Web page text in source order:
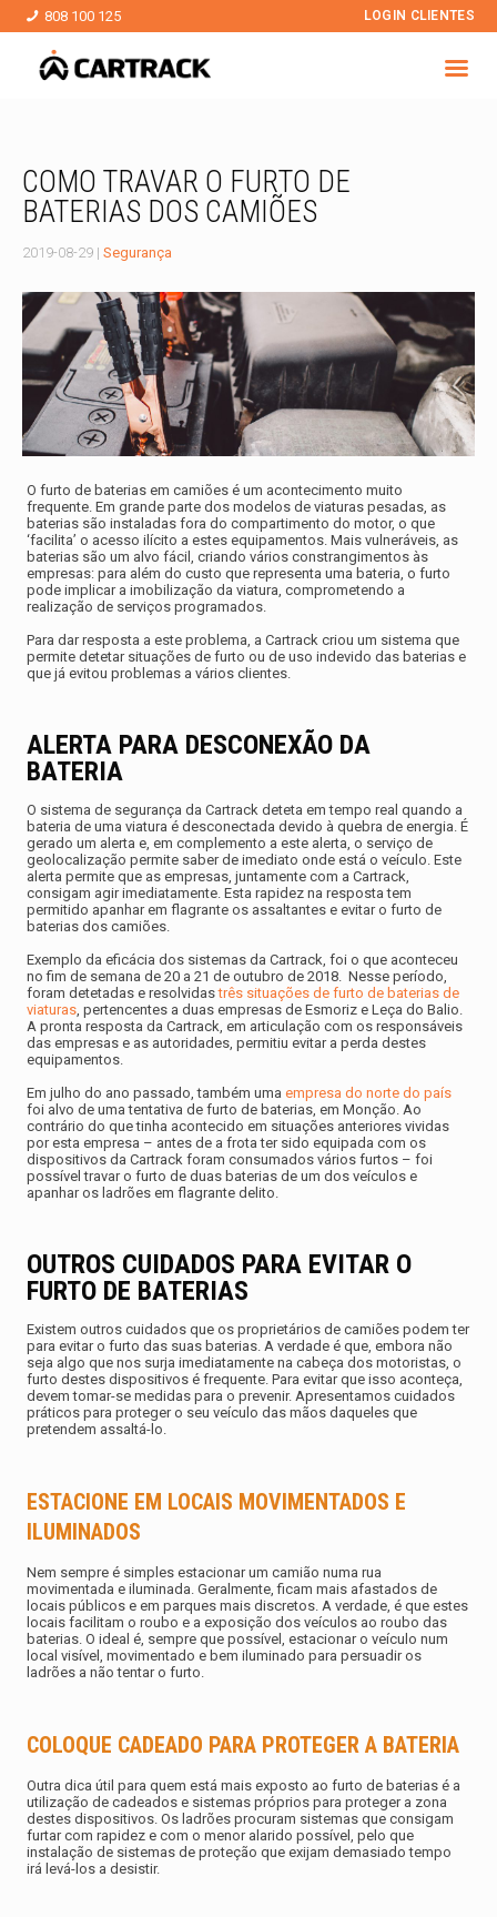
808 100 125 LOGIN CLIENTES
COMO TRAVAR O FURTO DE
BATERIAS DOS CAMIÕES
2019-08-29 | Segurança
Ofurto de baterias em camiões é um acontecimento muito
frequente. Em grande parte dos modelos de viaturas pesadas, as
baterias são instaladas fora do compartimento do motor, o que
‘facilita’ o acesso ilícito a estes equipamentos. Mais vulneráveis, as
baterias são um alvo fácil, criando vários constrangimentos às
empresas: para além do custo que representa uma bateria, o furto
pode implicar a imobilização da viatura, comprometendo a
realização de serviços programados.
Para dar resposta a este problema, aCartrack criou um sistema que
permite detetar situações de furto ou de uso indevido das baterias e
que já evitou problemas avários clientes.
ALERTA PARA DESCONEXÃO DA
BATERIA
O sistema de segurança da Cartrack deteta em tempo real quando a
bateria de uma viatura é desconectada devido à quebra de energia. É
gerado um alerta e, em complemento a este alerta, o serviço de
geolocalização permite saber de imediato onde está o veículo. Este
alerta permite que as empresas, juntamente com a Cartrack,
consigam agir imediatamente. Esta rapidez na resposta tem
permitido apanhar em flagrante os assaltantes e evitar o furto de
baterias dos camiões.
Exemplo da eficácia dos sistemas da Cartrack, foi o que aconteceu
no fim de semana de 20 a 21 de outubro de 2018. Nesse período,
foram detetadas e resolvidastrês situações defurto de baterias de
viaturas, pertencentes a duas empresas de Esmoriz e Leça do Balio.
A pronta resposta da Cartrack, em articulação com os responsáveis
das empresas e as autoridades, permitiu evitar a perda destes
equipamentos.
Em julho do ano passado, também umaempresa do norte do país
foi alvo de uma tentativa defurto de baterias, em Monção. Ao
contrário do que tinha acontecido em situações anteriores vividas
por esta empresa – antes de a frota ter sido equipada com os
dispositivos da Cartrack foram consumados vários furtos – foi
possível travar o furto de duas baterias de um dos veículos e
apanhar os ladrões em flagrante delito.
OUTROS CUIDADOS PARA EVITAR O
FURTO DE BATERIAS
Existem outros cuidados que os proprietários de camiões podem ter
para evitar o furto das suas baterias. A verdade é que, embora não
seja algo que nos surja imediatamente na cabeça dos motoristas, o
furto destes dispositivos é frequente. Para evitar que isso aconteça,
devem tomar-se medidas para o prevenir. Apresentamos cuidados
práticos para proteger o seu veículo das mãos daqueles que
pretendem assaltá-lo.
ESTACIONE EM LOCAIS MOVIMENTADOS E
ILUMINADOS
Nem sempre é simples estacionar um camião numa rua
movimentada e iluminada. Geralmente, ficam mais afastados de
locais públicos e em parques mais discretos. A verdade, é que estes
locais facilitam o roubo e a exposição dos veículos ao roubo das
baterias. O ideal é, sempre que possível, estacionar o veículo num
local visível, movimentado e bem iluminado para persuadir os
ladrões a não tentar o furto.
COLOQUE CADEADO PARA PROTEGER A BATERIA
Outra dica útil para quem está mais exposto aofurto de baterias é a
utilização de cadeados e sistemas próprios para proteger a zona
destes dispositivos. Os ladrões procuram sistemas que consigam
furtar com rapidez e com o menor alarido possível, pelo que
instalação de sistemas de proteção que exijam demasiado tempo
irá levá-los a desistir.